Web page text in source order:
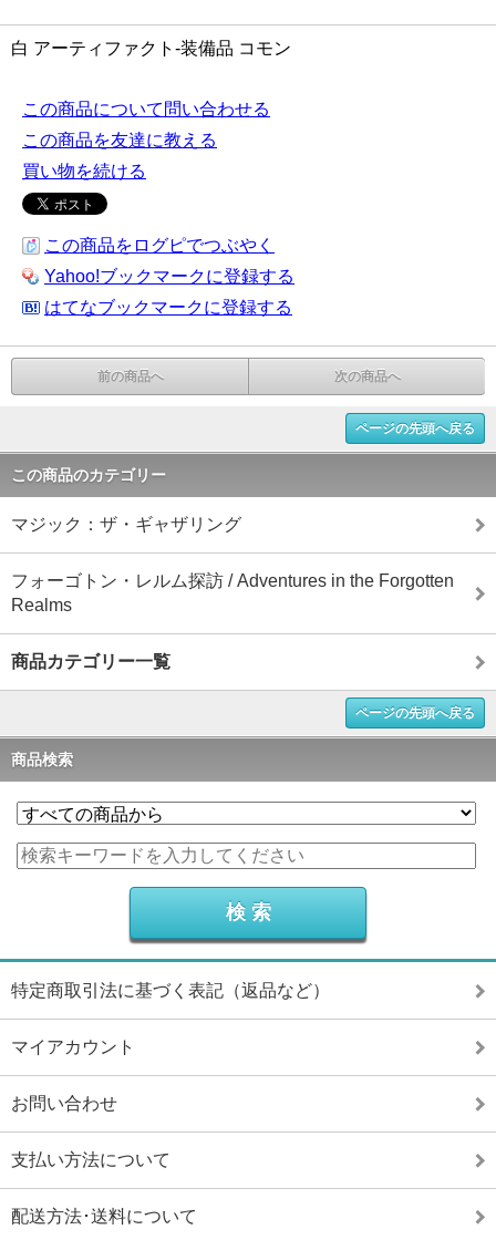
白 アーティファクト-装備品 コモン
この商品について問い合わせる
この商品を友達に教える
買い物を続ける
この商品をログピでつぶやく
Yahoo!ブックマークに登録する
はてなブックマークに登録する
前の商品へ 次の商品へ
ページの先頭へ戻る
この商品のカテゴリー
マジック：ザ・ギャザリング
フォーゴトン・レルム探訪 / Adventures in the Forgotten
Realms
商品カテゴリー一覧
ページの先頭へ戻る
商品検索
特定商取引法に基づく表記（返品など）
マイアカウント
お問い合わせ
支払い方法について
配送方法･送料について